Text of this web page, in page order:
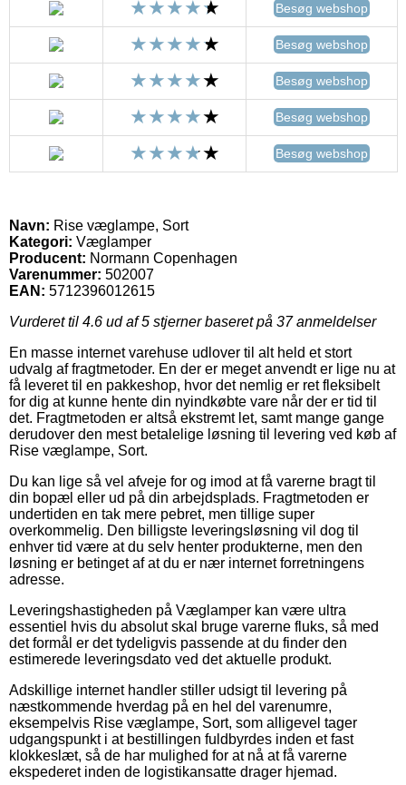
Besøg webshop
Besøg webshop
Besøg webshop
Besøg webshop
Besøg webshop
Navn: Rise væglampe, Sort
Kategori: Væglamper
Producent: Normann Copenhagen
Varenummer: 502007
EAN: 5712396012615
Vurderet til 4.6 ud af 5 stjerner baseret på 37anmeldelser
En masse internet varehuse udlover til alt held et stort
udvalg af fragtmetoder. En der er meget anvendt er lige nu at
få leveret til en pakkeshop, hvor det nemlig er ret fleksibelt
for dig at kunne hente din nyindkøbte vare når der er tid til
det. Fragtmetoden er altså ekstremt let, samt mange gange
derudover den mest betalelige løsning til levering ved køb af
Rise væglampe, Sort.
Du kan lige så vel afveje for og imod at få varerne bragt til
din bopæl eller ud på din arbejdsplads. Fragtmetoden er
undertiden en tak mere pebret, men tillige super
overkommelig. Den billigste leveringsløsning vil dog til
enhver tid være at du selv henter produkterne, men den
løsning er betinget af at du er nær internet forretningens
adresse.
Leveringshastigheden på Væglamper kan være ultra
essentiel hvis du absolut skal bruge varerne fluks, så med
det formål er det tydeligvis passende at du finder den
estimerede leveringsdato ved det aktuelle produkt.
Adskillige internet handler stiller udsigt til levering på
næstkommende hverdag på en hel del varenumre,
eksempelvis Rise væglampe, Sort, som alligevel tager
udgangspunkt i at bestillingen fuldbyrdes inden et fast
klokkeslæt, så de har mulighed for at nå at få varerne
ekspederet inden de logistikansatte drager hjemad.